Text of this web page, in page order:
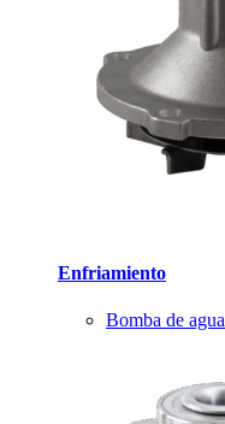
Enfriamiento
Bomba de agua